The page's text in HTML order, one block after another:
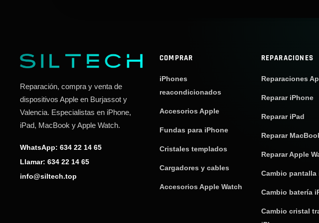
Reparación, compra y venta de
dispositivos Apple en Burjassot y
Valencia. Especialistas en iPhone,
iPad, MacBook y Apple Watch.
WhatsApp: 634 22 14 65
Llamar: 634 22 14 65
info@siltech.top
COMPRAR
iPhones
reacondicionados
Accesorios Apple
Fundas para iPhone
Cristales templados
Cargadores y cables
Accesorios Apple Watch
REPARACIONES
Reparaciones
Reparar iPhone
Reparar iPad
Reparar
Reparar Apple
Cambio pantalla
Cambio batería
Cambio cristal